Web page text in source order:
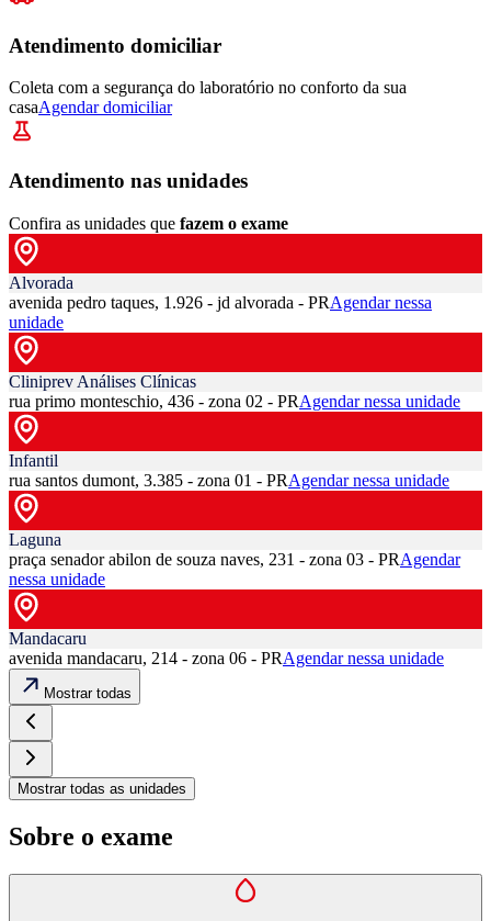
Atendimento domiciliar
Coleta com a segurança do laboratório no conforto da sua
casaAgendar domiciliar
Atendimento nas unidades
Confira as unidades que fazem o exame
Alvorada
avenida pedro taques, 1.926 - jd alvorada - PRAgendar nessa
unidade
Cliniprev Análises Clínicas
rua primo monteschio, 436 - zona 02 - PRAgendar nessa unidade
Infantil
rua santos dumont, 3.385 - zona 01 - PRAgendar nessa unidade
Laguna
praça senador abilon de souza naves, 231 - zona 03 - PRAgendar
nessa unidade
Mandacaru
avenida mandacaru, 214 - zona 06 - PRAgendar nessa unidade
Mostrar todas
Mostrar todas as unidades
Sobre o exame